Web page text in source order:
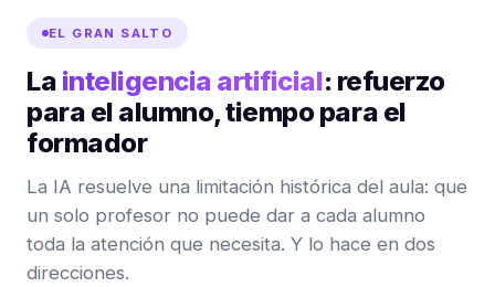
EL GRAN SALTO
La inteligencia artificial: refuerzo
para el alumno, tiempo para el
formador
La IA resuelve una limitación histórica del aula: que
un solo profesor no puede dar a cada alumno
toda la atención que necesita. Y lo hace en dos
direcciones.